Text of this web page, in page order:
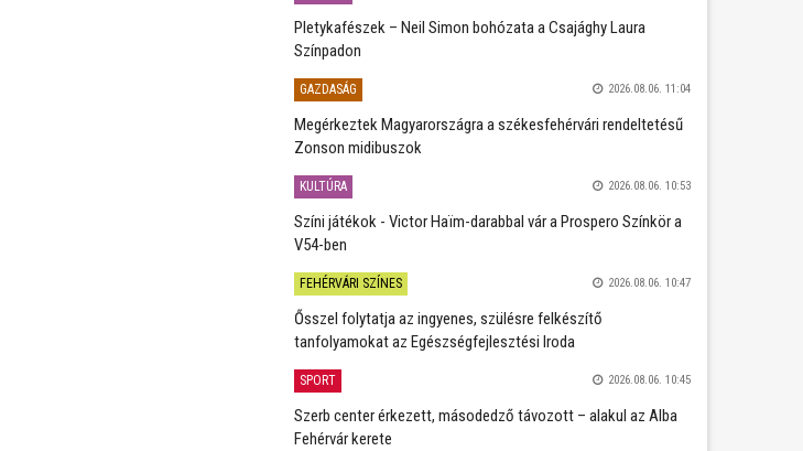
Pletykafészek – Neil Simon bohózata a Csajághy Laura
Színpadon
GAZDASÁG 2026.08.06. 11:04
Megérkeztek Magyarországra a székesfehérvári rendeltetésű
Zonson midibuszok
KULTÚRA 2026.08.06. 10:53
Színi játékok - Victor Haïm-darabbal vár a Prospero Színkör a
V54-ben
FEHÉRVÁRI SZÍNES 2026.08.06. 10:47
Ősszel folytatja az ingyenes, szülésre felkészítő
tanfolyamokat az Egészségfejlesztési Iroda
SPORT 2026.08.06. 10:45
Szerb center érkezett, másodedző távozott – alakul az Alba
Fehérvár kerete